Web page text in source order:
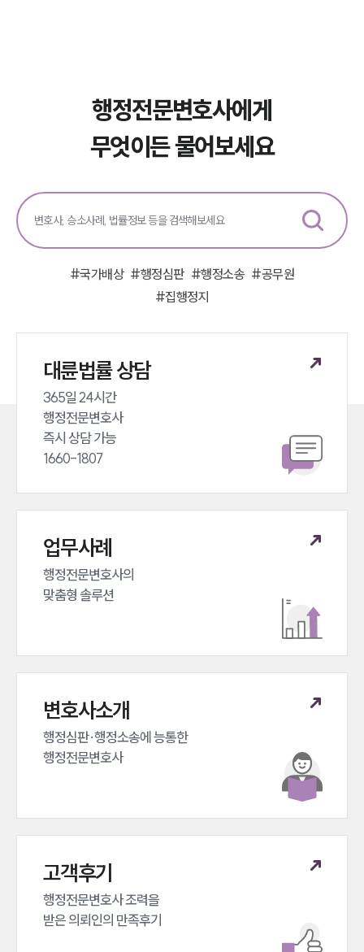
소식/자료
언론보도
공지사항
법률서식
세미나
대륜법률상담예약
행정전문변호사에게
무엇이든 물어보세요
#국가배상 #행정심판 #행정소송 #공무원
#집행정지
대륜법률 상담
365일 24시간
행정전문변호사
즉시 상담 가능
1660-1807
업무사례
행정전문변호사의
맞춤형 솔루션
변호사소개
행정심판·행정소송에 능통한
행정전문변호사
고객후기
행정전문변호사 조력을
받은 의뢰인의 만족후기